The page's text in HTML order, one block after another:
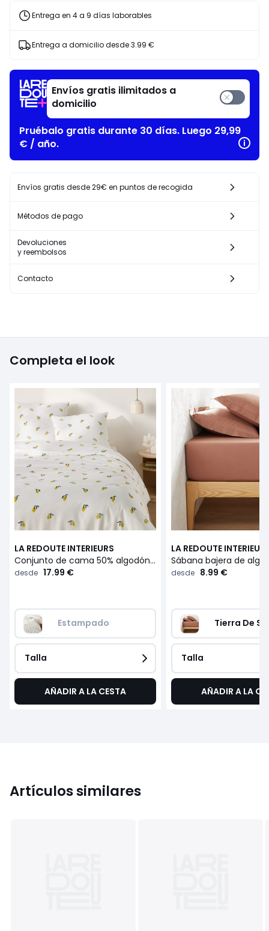
22%
aplicado.
Entrega en 4 a 9 días laborables
Entrega a domicilio desde3.99 €
Envíos gratis ilimitados a
domicilio
Pruébalo gratis durante 30 días. Luego 29,99
€ / año.
Envíos gratis desde 29€ en puntos de recogida
Métodos de pago
Devoluciones
y reembolsos
Contacto
Completa el look
LA REDOUTE INTERIEURS
Conjunto de cama 50% algodón reciclado, funda de almohada cuadrada, Citron
desde 17.99 €
Estampado
Talla
AÑADIR A LA CESTA
LA REDOUTE
desde 8.99 €
Tierra De
Talla
AÑADIR A LA
Artículos similares